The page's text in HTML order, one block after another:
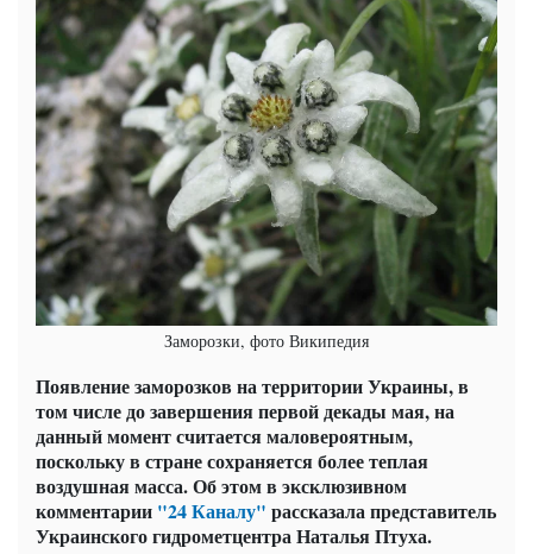
Заморозки, фото Википедия
Появление заморозков на территории Украины, в
том числе до завершения первой декады мая, на
данный момент считается маловероятным,
поскольку в стране сохраняется более теплая
воздушная масса. Об этом в эксклюзивном
комментарии "24 Каналу" рассказала представитель
Украинского гидрометцентра Наталья Птуха.